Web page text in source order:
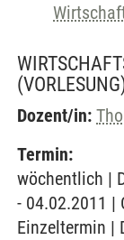
Dozent/in:
Termin:
wöchentlich |
- 04.02.2011 |
Einzeltermin |